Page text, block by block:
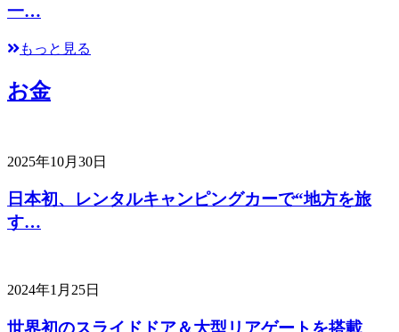
一…
もっと見る
お金
2025年10月30日
日本初、レンタルキャンピングカーで“地方を旅
す…
2024年1月25日
世界初のスライドドア＆大型リアゲートを搭載